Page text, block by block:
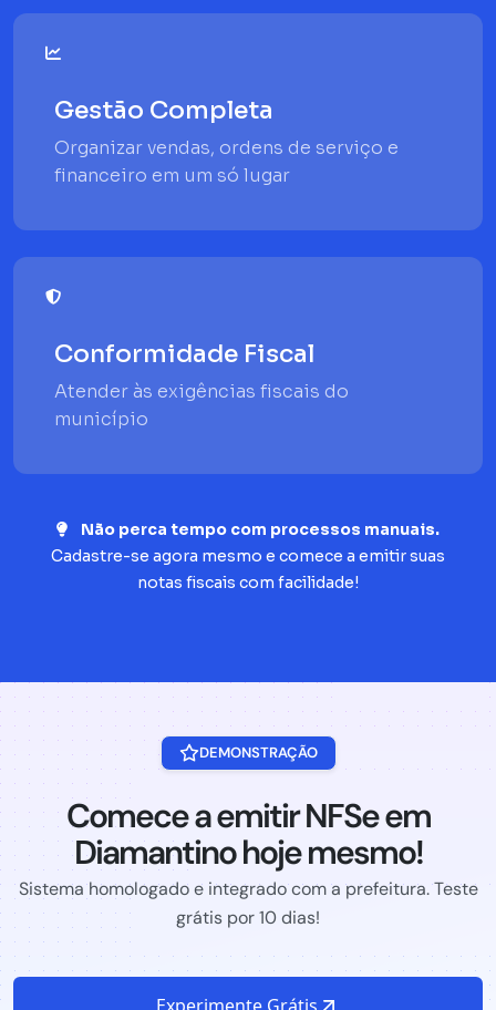
Gestão Completa
Organizar vendas, ordens de serviço e
financeiro em um só lugar
Conformidade Fiscal
Atender às exigências fiscais do
município
Não perca tempo com processos manuais.
Cadastre-se agora mesmo e comece a emitir suas
notas fiscais com facilidade!
DEMONSTRAÇÃO
Comece a emitir NFSe em
Diamantino hoje mesmo!
Sistema homologado e integrado com a prefeitura. Teste
grátis por 10 dias!